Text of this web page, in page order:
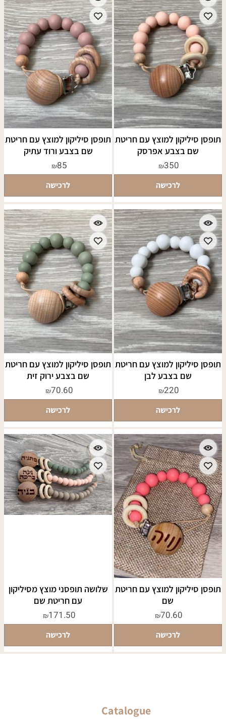
תופסן סיליקון למוצץ עם חריטת
שם בצבע אפרסק
₪350
לרכישה
תופסן סיליקון למוצץ עם חריטת
שם בצבע ורוד עתיק
₪85
לרכישה
תופסן סיליקון למוצץ עם חריטת
שם בצבע לבן
₪220
לרכישה
תופסן סיליקון למוצץ עם חריטת
שם בצבע ירוק זית
₪70.60
לרכישה
תופסן סיליקון למוצץ עם חריטת
שם
₪70.60
לרכישה
שלושה תופסני מוצץ מסיליקון
עם חריטת שם
₪171.50
לרכישה
Catalogue